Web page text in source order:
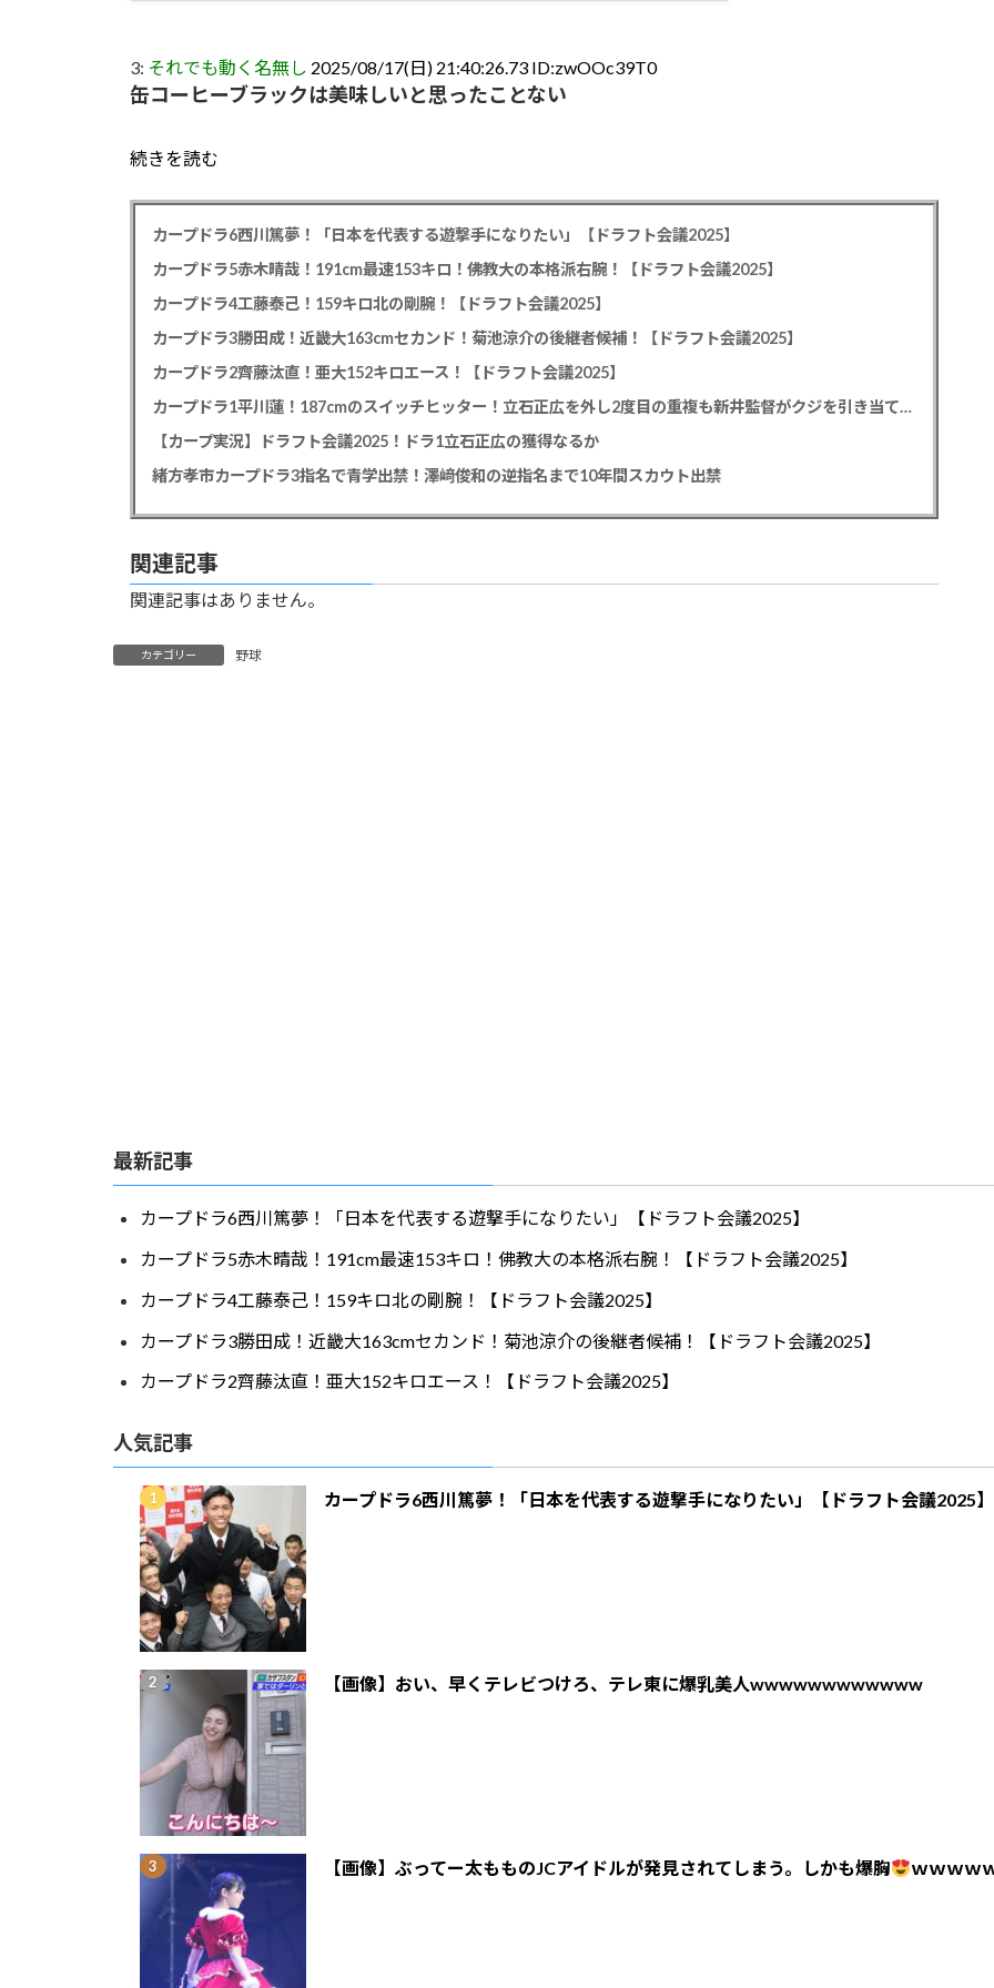
3: それでも動く名無し 2025/08/17(日) 21:40:26.73 ID:zwOOc39T0
缶コーヒーブラックは美味しいと思ったことない
続きを読む
カープドラ6西川篤夢！「日本を代表する遊撃手になりたい」【ドラフト会議2025】
カープドラ5赤木晴哉！191cm最速153キロ！佛教大の本格派右腕！【ドラフト会議2025】
カープドラ4工藤泰己！159キロ北の剛腕！【ドラフト会議2025】
カープドラ3勝田成！近畿大163cmセカンド！菊池涼介の後継者候補！【ドラフト会議2025】
カープドラ2齊藤汰直！亜大152キロエース！【ドラフト会議2025】
カープドラ1平川蓮！187cmのスイッチヒッター！立石正広を外し2度目の重複も新井監督がクジを引き当てる！【ドラフト会議2025】
【カープ実況】ドラフト会議2025！ドラ1立石正広の獲得なるか
緒方孝市カープドラ3指名で青学出禁！澤﨑俊和の逆指名まで10年間スカウト出禁
関連記事
関連記事はありません。
カテゴリー 野球
最新記事
カープドラ6西川篤夢！「日本を代表する遊撃手になりたい」【ドラフト会議2025】
カープドラ5赤木晴哉！191cm最速153キロ！佛教大の本格派右腕！【ドラフト会議2025】
カープドラ4工藤泰己！159キロ北の剛腕！【ドラフト会議2025】
カープドラ3勝田成！近畿大163cmセカンド！菊池涼介の後継者候補！【ドラフト会議2025】
カープドラ2齊藤汰直！亜大152キロエース！【ドラフト会議2025】
人気記事
カープドラ6西川篤夢！「日本を代表する遊撃手になりたい」【ドラフト会議2025】
【画像】おい、早くテレビつけろ、テレ東に爆乳美人wwwwwwwwwwww
【画像】ぶってー太もものJCアイドルが発見されてしまう。しかも爆胸 ｗｗｗｗ